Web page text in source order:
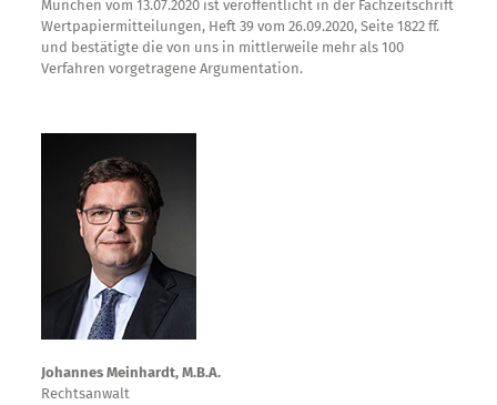
München vom 13.07.2020 ist veröffentlicht in der Fachzeitschrift
Wertpapiermitteilungen, Heft 39 vom 26.09.2020, Seite 1822 ff.
und bestätigte die von uns in mittlerweile mehr als 100
Verfahren vorgetragene Argumentation.
Johannes Meinhardt, M.B.A.
Rechtsanwalt